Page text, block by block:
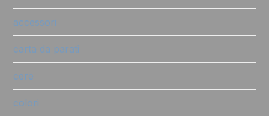
accessori
carta da parati
cere
colori